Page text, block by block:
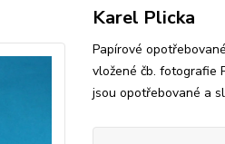
Karel Plicka
Papírové
vložené čb. fotografie
jsou opotřebované a